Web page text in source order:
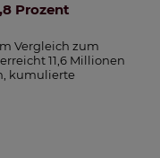
Prozent
Vergleich zum
11,6 Millionen
kumulierte